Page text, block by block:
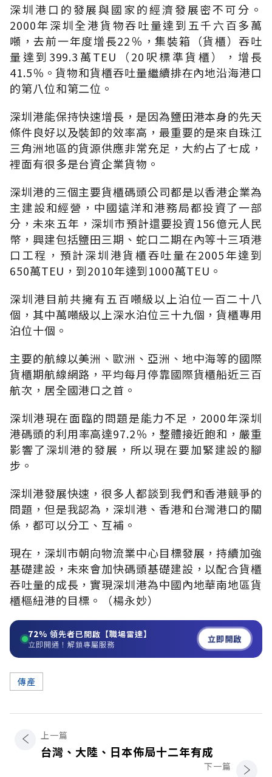
深圳港口的發展與國家的經濟發展密不可分。
2000年深圳全港貨物吞吐量達到五千六百多萬
噸，去前一年度增長22％，集裝箱（貨櫃）吞吐
量達到399.3萬TEU（20呎標準貨櫃），增長
41.5％。貨物和貨櫃吞吐量繼續排在內地沿海港口
的第八位和第二位。
深圳港能保持快速增長，是因為鹽田港本身的先天
條件良好以及裝卸的效率高，最重要的是來自珠江
三角洲地區的貨源供應非常充足，大約占了七成，
裡面有很多是台資企業貨物。
深圳港的三個主要貨櫃碼頭公司都是以香港企業為
主建設和經營，中國遠洋和港務局都投資了一部
分，未來五年，深圳市預計還要投資156億元人民
幣，興建包括鹽田三期、蛇口二期在內等十三項港
口工程，預計深圳港貨櫃吞吐量在2005年達到
650萬TEU，到2010年達到1000萬TEU。
深圳港目前共擁有五百噸級以上泊位一百二十八
個，其中萬噸級以上深水泊位三十九個，貨櫃專用
泊位十個。
主要的航線以美洲、歐洲、亞洲、地中海等的國際
貨櫃期航線網路，平均每月停靠國際貨櫃船近三百
航次，居全國港口之首。
深圳港現在面臨的問題是能力不足，2000年深圳
港碼頭的利用率高達97.2％，整體接近飽和，嚴重
影響了深圳港的發展，所以現在要加緊建設的腳
步。
深圳港發展快速，很多人都談到我們和香港競爭的
問題，但是我認為，深圳港、香港和台灣港口的關
係，都可以分工、互補。
現在，深圳市朝向物流業中心目標發展，持續加強
基礎建設，未來會加快碼頭基礎建設，以配合貨櫃
吞吐量的成長，實現深圳港為中國內地華南地區貨
櫃樞紐港的目標。（楊永妙）
72% 領先者已開啟【職場雷達】
立即開通！解鎖專屬服務 立即開啟
傳產
上一篇
台灣、大陸、日本佈局十二年有成
下一篇